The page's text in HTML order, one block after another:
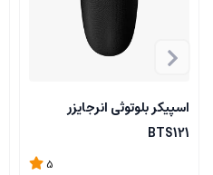
اسپیکر بلوتوثی انرجایزر
BTS121
5